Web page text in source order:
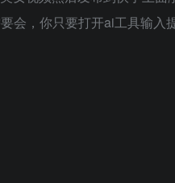
会，你只要打开ai工具输入